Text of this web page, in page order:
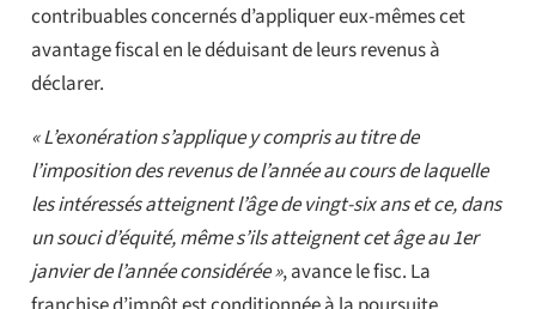
contribuables concernés d’appliquer eux-mêmes cet
avantage fiscal en le déduisant de leurs revenus à
déclarer.
« L’exonération s’applique y compris au titre de
l’imposition des revenus de l’année au cours de laquelle
les intéressés atteignent l’âge de vingt-six ans et ce, dans
un souci d’équité, même s’ils atteignent cet âge au 1er
janvier de l’année considérée », avance le fisc. La